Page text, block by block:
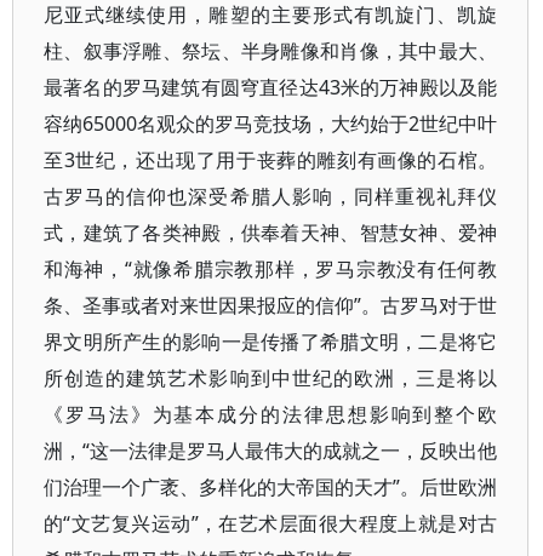
尼亚式继续使用，雕塑的主要形式有凯旋门、凯旋
柱、叙事浮雕、祭坛、半身雕像和肖像，其中最大、
最著名的罗马建筑有圆穹直径达43米的万神殿以及能
容纳65000名观众的罗马竞技场，大约始于2世纪中叶
至3世纪，还出现了用于丧葬的雕刻有画像的石棺。
古罗马的信仰也深受希腊人影响，同样重视礼拜仪
式，建筑了各类神殿，供奉着天神、智慧女神、爱神
和海神，“就像希腊宗教那样，罗马宗教没有任何教
条、圣事或者对来世因果报应的信仰”。古罗马对于世
界文明所产生的影响一是传播了希腊文明，二是将它
所创造的建筑艺术影响到中世纪的欧洲，三是将以
《罗马法》为基本成分的法律思想影响到整个欧
洲，“这一法律是罗马人最伟大的成就之一，反映出他
们治理一个广袤、多样化的大帝国的天才”。后世欧洲
的“文艺复兴运动”，在艺术层面很大程度上就是对古